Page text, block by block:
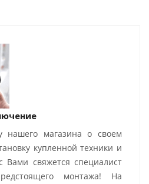
нашего магазина о своем
купленной техники и
свяжется специалист
монтажа! На